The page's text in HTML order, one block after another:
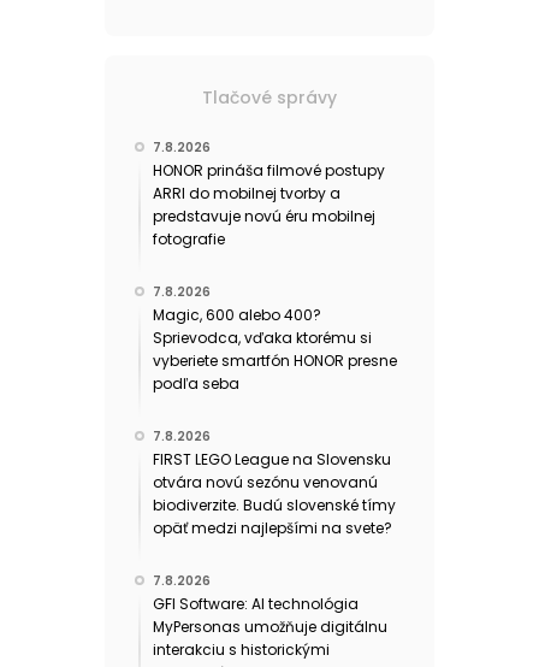
Tlačové správy
7.8.2026
HONOR prináša filmové postupy
ARRI do mobilnej tvorby a
predstavuje novú éru mobilnej
fotografie
7.8.2026
Magic, 600 alebo 400?
Sprievodca, vďaka ktorému si
vyberiete smartfón HONOR presne
podľa seba
7.8.2026
FIRST LEGO League na Slovensku
otvára novú sezónu venovanú
biodiverzite. Budú slovenské tímy
opäť medzi najlepšími na svete?
7.8.2026
GFI Software: AI technológia
MyPersonas umožňuje digitálnu
interakciu s historickými